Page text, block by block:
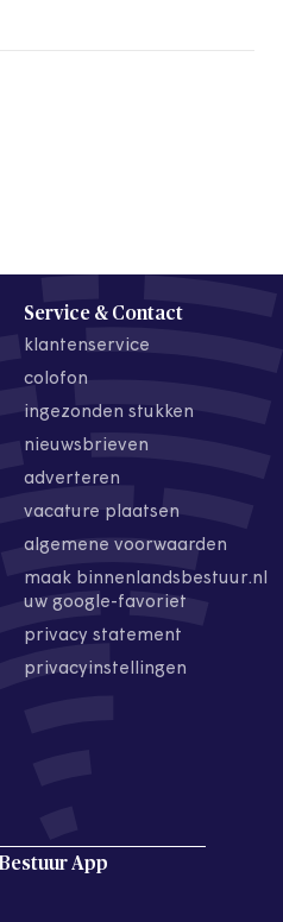
Service & Contact
klantenservice
colofon
ingezonden stukken
nieuwsbrieven
adverteren
vacature plaatsen
algemene voorwaarden
maak binnenlandsbestuur.nl
uw google-favoriet
privacy statement
privacyinstellingen
App